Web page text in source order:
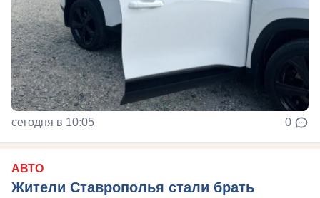
сегодня в 10:05 0
АВТО
Жители Ставрополья стали брать